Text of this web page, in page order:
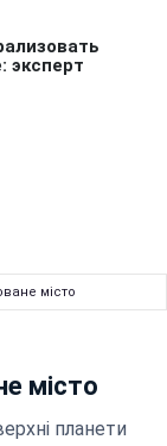
місто
місто
планети